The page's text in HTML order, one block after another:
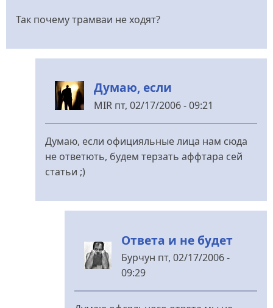
Так почему трамваи не ходят?
Думаю, если
MIR пт, 02/17/2006 - 09:21
У
відповідь
від
Думаю, если официяльные лица нам сюда
не ответють, будем терзать аффтара сей
статьи ;)
Ответа и не будет
Бурчун пт, 02/17/2006 -
09:29
У